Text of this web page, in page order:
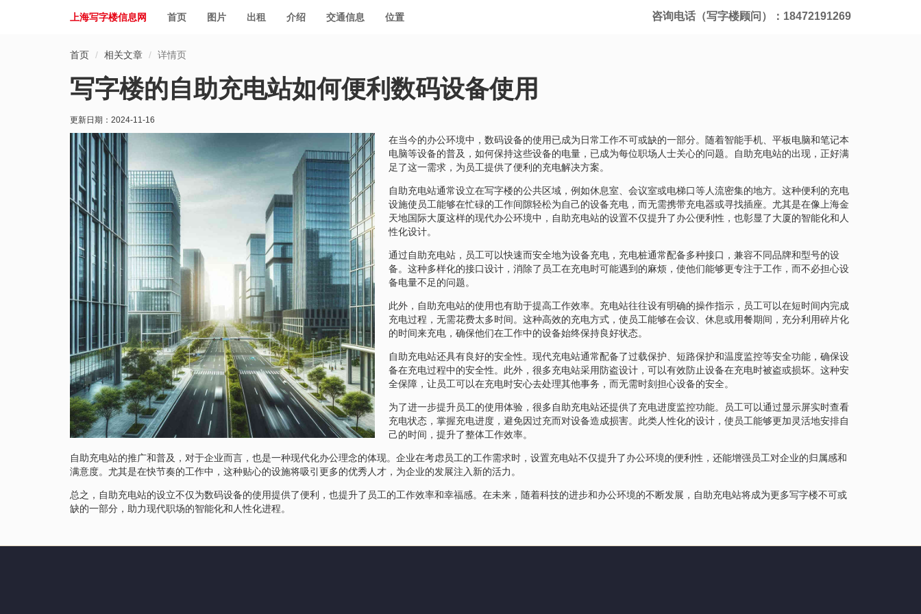
上海写字楼信息网 首页 图片 出租 介绍 交通信息 位置 咨询电话（写字楼顾问）：18472191269
首页 相关文章 详情页
写字楼的自助充电站如何便利数码设备使用
更新日期： 2024-11-16
在当今的办公环境中，数码设备的使用已成为日常工作不可或缺的一部分。随着智能手机、平板电脑和笔记本
电脑等设备的普及，如何保持这些设备的电量，已成为每位职场人士关心的问题。自助充电站的出现，正好满
足了这一需求，为员工提供了便利的充电解决方案。
自助充电站通常设立在写字楼的公共区域，例如休息室、会议室或电梯口等人流密集的地方。这种便利的充电
设施使员工能够在忙碌的工作间隙轻松为自己的设备充电，而无需携带充电器或寻找插座。尤其是在像上海金
天地国际大厦这样的现代办公环境中，自助充电站的设置不仅提升了办公便利性，也彰显了大厦的智能化和人
性化设计。
通过自助充电站，员工可以快速而安全地为设备充电，充电桩通常配备多种接口，兼容不同品牌和型号的设
备。这种多样化的接口设计，消除了员工在充电时可能遇到的麻烦，使他们能够更专注于工作，而不必担心设
备电量不足的问题。
此外，自助充电站的使用也有助于提高工作效率。充电站往往设有明确的操作指示，员工可以在短时间内完成
充电过程，无需花费太多时间。这种高效的充电方式，使员工能够在会议、休息或用餐期间，充分利用碎片化
的时间来充电，确保他们在工作中的设备始终保持良好状态。
自助充电站还具有良好的安全性。现代充电站通常配备了过载保护、短路保护和温度监控等安全功能，确保设
备在充电过程中的安全性。此外，很多充电站采用防盗设计，可以有效防止设备在充电时被盗或损坏。这种安
全保障，让员工可以在充电时安心去处理其他事务，而无需时刻担心设备的安全。
为了进一步提升员工的使用体验，很多自助充电站还提供了充电进度监控功能。员工可以通过显示屏实时查看
充电状态，掌握充电进度，避免因过充而对设备造成损害。此类人性化的设计，使员工能够更加灵活地安排自
己的时间，提升了整体工作效率。
自助充电站的推广和普及，对于企业而言，也是一种现代化办公理念的体现。企业在考虑员工的工作需求时，设置充电站不仅提升了办公环境的便利性，还能增强员工对企业的归属感和
满意度。尤其是在快节奏的工作中，这种贴心的设施将吸引更多的优秀人才，为企业的发展注入新的活力。
总之，自助充电站的设立不仅为数码设备的使用提供了便利，也提升了员工的工作效率和幸福感。在未来，随着科技的进步和办公环境的不断发展，自助充电站将成为更多写字楼不可或
缺的一部分，助力现代职场的智能化和人性化进程。